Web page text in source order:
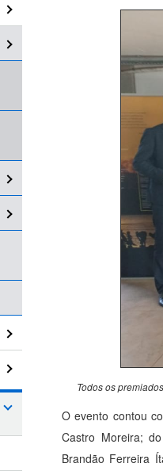
Todos os
O evento contou
Castro Moreira;
Brandão Ferreira